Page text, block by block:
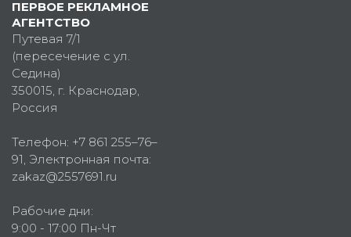
ПЕРВОЕ РЕКЛАМНОЕ
АГЕНТСТВО
Путевая 7/1
(пересечение с ул.
Седина)
350015, г. Краснодар,
Россия
Телефон: +7 861 255–76–
91, Электронная почта:
zakaz@2557691.ru
Рабочие дни:
9:00 - 17:00 Пн-Чт